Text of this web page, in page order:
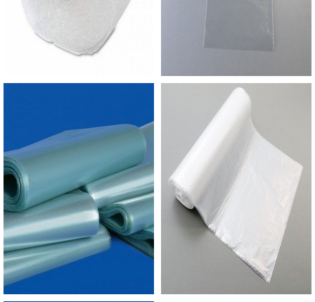
transportá-los. Além disso, pode ser encontrado
em diversos tamanhos, entre eles: 30 x 40 cm; 40
x 50 cm; 50 x 60 cm; 60 x 80 cm; 70 x 90 cm; 80 x
100 cm; 90 x 100 cm.A sacola alça camiseta,
conhecidas como sacolas de supermercados, é
um dos tipos de sacolas mais em conta disponível
atualmente no mercado. Esta sacola está
disponível também no material oxi-biodegradável
e estão disponíveis em pequenas e grandes
quantidades.A MELHOR EMPRESA DE SACOLA
ALÇA CAMISETA BRANCAA Empório do Plástico
passou a contratar a produção com fábricas ainda
mais modernas e custos reduzidos. Aumentando,
assim, o mix de sacos a pronta entrega e venda
fracionada, até em pequenas quantidades. Para
saber mais informações, basta solicitar um